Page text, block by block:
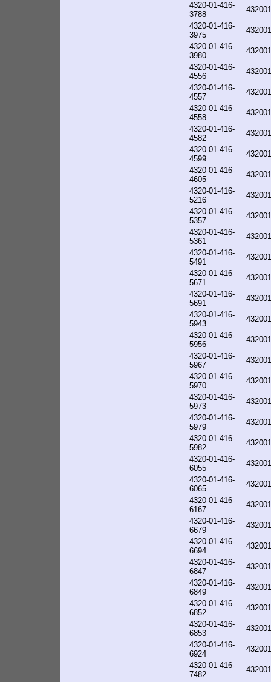
4320-01-416-
3788
4320-01-416-
3975
4320-01-416-
3980
4320-01-416-
4556
4320-01-416-
4557
4320-01-416-
4558
4320-01-416-
4582
4320-01-416-
4599
4320-01-416-
4605
4320-01-416-
5216
4320-01-416-
5357
4320-01-416-
5361
4320-01-416-
5491
4320-01-416-
5671
4320-01-416-
5691
4320-01-416-
5943
4320-01-416-
5956
4320-01-416-
5967
4320-01-416-
5970
4320-01-416-
5973
4320-01-416-
5979
4320-01-416-
5982
4320-01-416-
6055
4320-01-416-
6065
4320-01-416-
6167
4320-01-416-
6679
4320-01-416-
6694
4320-01-416-
6847
4320-01-416-
6849
4320-01-416-
6852
4320-01-416-
6853
4320-01-416-
6924
4320-01-416-
7482